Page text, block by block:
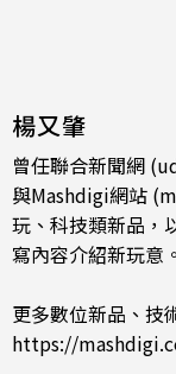
楊又肇
曾任聯合新聞網
與Mashdigi網站
玩、科技類新品，
寫內容介紹新玩意。
更多數位新品、技
https://